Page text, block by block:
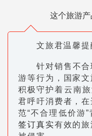
这个旅游产
文旅君温馨提
针对销售不
游等行为，国家
积极守护着云南
君呼吁消费者，
范“不合理低价游
签订真实有效的